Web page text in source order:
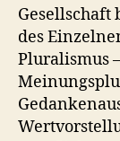
des
Pluralismus